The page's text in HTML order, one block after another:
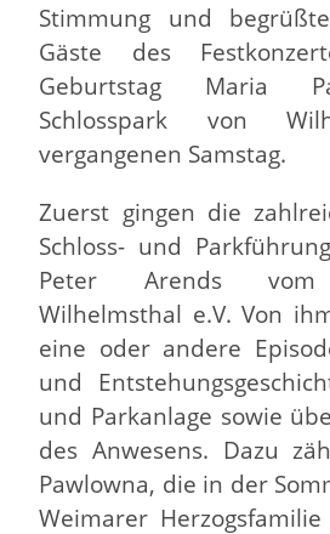
Stimmung und
Gäste des
Geburtstag Maria
Schlosspark von
vergangenen Samstag.
Zuerst gingen die
Schloss- und
Peter Arends vom
Wilhelmsthal e.V. Von
eine oder andere
und
und Parkanlage sowie
des Anwesens. Dazu
Pawlowna, die in der
Weimarer